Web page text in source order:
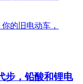
步，铅酸和锂电